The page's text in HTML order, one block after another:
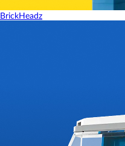
BrickHeadz